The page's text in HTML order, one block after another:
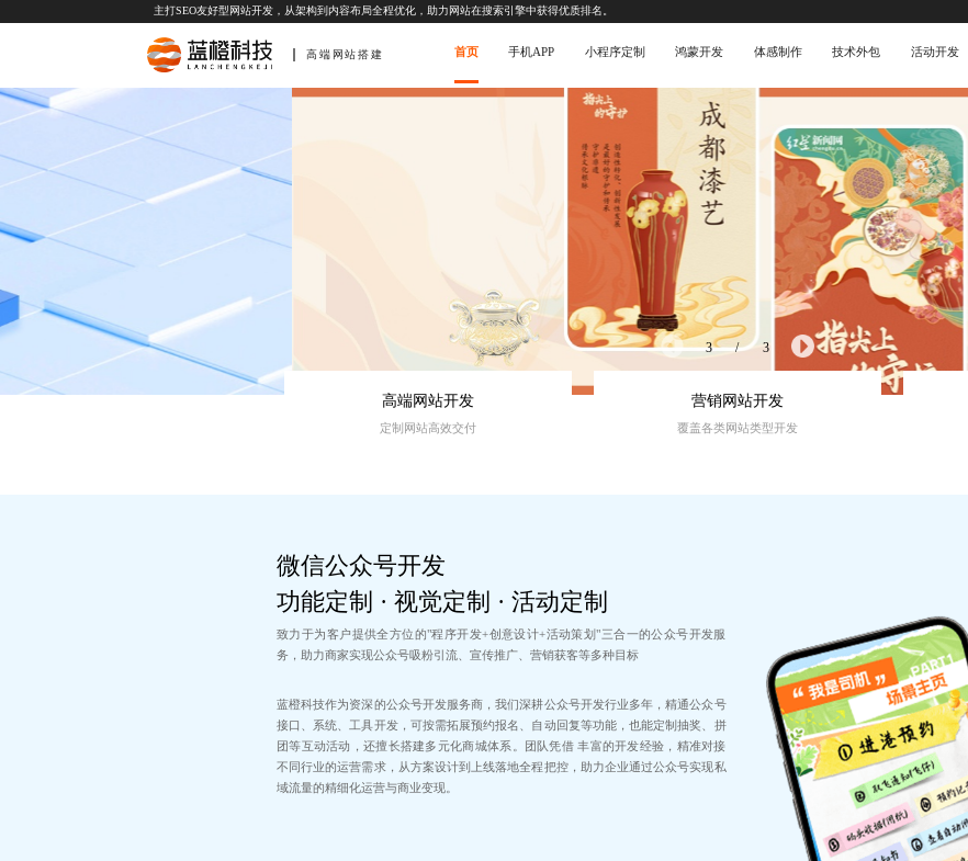
主打SEO友好型网站开发，从架构到内容布局全程优化，助力网站在搜索引擎中获得优质排名。
高端网站搭建 首页 手机APP 小程序定制 鸿蒙开发 体感制作 技术外包 活动开发
3 / 3
高端网站开发
定制网站高效交付
营销网站开发
覆盖各类网站类型开发
微信公众号开发
功能定制 · 视觉定制 · 活动定制
致力于为客户提供全方位的"程序开发+创意设计+活动策划"三合一的公众号开发服
务，助力商家实现公众号吸粉引流、宣传推广、营销获客等多种目标
蓝橙科技作为资深的公众号开发服务商，我们深耕公众号开发行业多年，精通公众号
接口、系统、工具开发，可按需拓展预约报名、自动回复等功能，也能定制抽奖、拼
团等互动活动，还擅长搭建多元化商城体系。团队凭借 丰富的开发经验，精准对接
不同行业的运营需求，从方案设计到上线落地全程把控，助力企业通过公众号实现私
域流量的精细化运营与商业变现。